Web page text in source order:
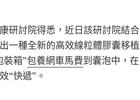
研討院得悉，近日該研討院結合
一種全新的高效線粒體膠囊移植
裝箱”包養網車馬費到囊泡中，在
“快遞”。